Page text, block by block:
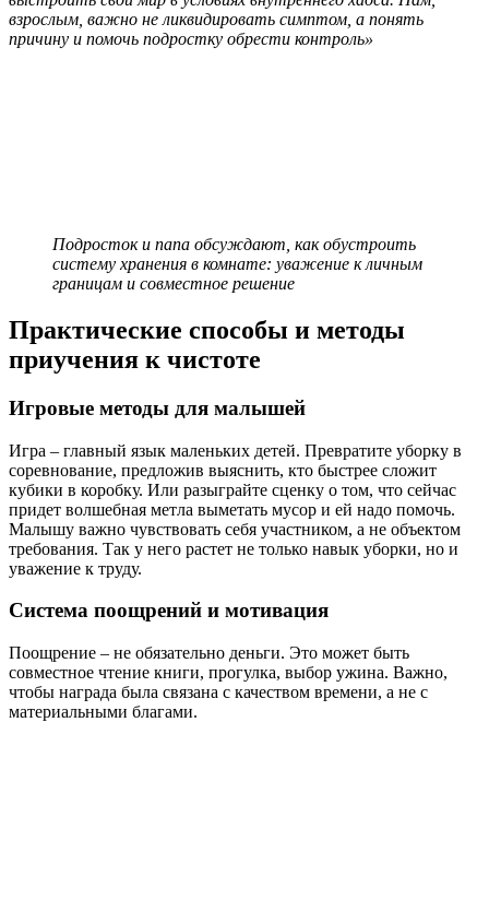
взрослым, важно не ликвидировать симптом, а понять
причину и помочь подростку обрести контроль»
Подросток и папа обсуждают, как обустроить
систему хранения в комнате: уважение к личным
границам и совместное решение
Практические способы и методы
приучения к чистоте
Игровые методы для малышей
Игра – главный язык маленьких детей. Превратите уборку в
соревнование, предложив выяснить, кто быстрее сложит
кубики в коробку. Или разыграйте сценку о том, что сейчас
придет волшебная метла выметать мусор и ей надо помочь.
Малышу важно чувствовать себя участником, а не объектом
требования. Так у него растет не только навык уборки, но и
уважение к труду.
Система поощрений и мотивация
Поощрение – не обязательно деньги. Это может быть
совместное чтение книги, прогулка, выбор ужина. Важно,
чтобы награда была связана с качеством времени, а не с
материальными благами.